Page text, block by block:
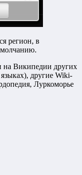
регион, в
Википедии других
другие Wiki-
Луркоморье